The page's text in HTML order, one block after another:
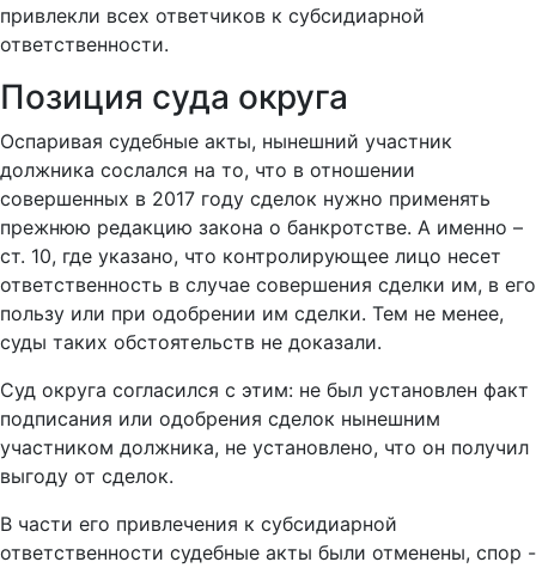
привлекли всех ответчиков к субсидиарной
ответственности.
Позиция суда округа
Оспаривая судебные акты, нынешний участник
должника сослался на то, что в отношении
совершенных в 2017 году сделок нужно применять
прежнюю редакцию закона о банкротстве. А именно –
ст. 10, где указано, что контролирующее лицо несет
ответственность в случае совершения сделки им, в его
пользу или при одобрении им сделки. Тем не менее,
суды таких обстоятельств не доказали.
Суд округа согласился с этим: не был установлен факт
подписания или одобрения сделок нынешним
участником должника, не установлено, что он получил
выгоду от сделок.
В части его привлечения к субсидиарной
ответственности судебные акты были отменены, спор -